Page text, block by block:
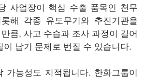
사업장이 핵심 수출 품목인 천무
해 각종 유도무기와 추진기관을
큼, 사고 수습과 조사 과정이 길어
이 납기 문제로 번질 수 있습니다.
가능성도 지적됩니다. 한화그룹이